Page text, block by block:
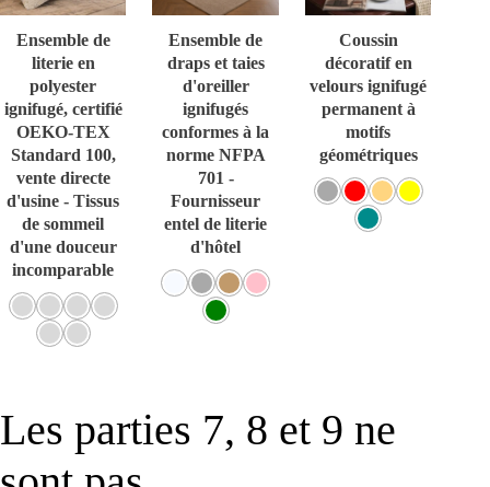
Ensemble de
literie en
polyester
ignifugé, certifié
OEKO-TEX
Standard 100,
vente directe
d'usine - Tissus
de sommeil
d'une douceur
incomparable
Ensemble de
draps et taies
d'oreiller
ignifugés
conformes à la
norme NFPA
701 -
Fournisseur
entel de literie
d'hôtel
Coussin
décoratif en
velours ignifugé
permanent à
motifs
géométriques
Les parties 7, 8 et 9 ne